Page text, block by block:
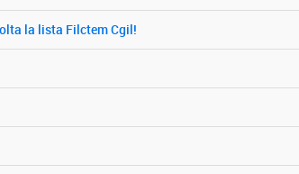
la lista Filctem Cgil!